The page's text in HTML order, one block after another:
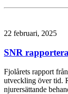
22 februari, 2025
SNR
Fjolårets rapport
utveckling över tid.
njurersättande